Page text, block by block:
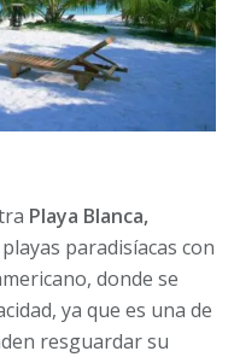
Playa Blanca,
paradisíacas con
donde se
ya que es una de
resguardar su